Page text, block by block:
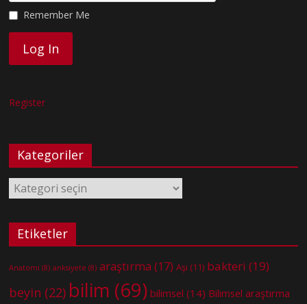
Remember Me
Register
Kategoriler
Kategoriler
Etiketler
Anatomi (8) anksiyete (8) araştırma (17) Aşı (11) bakteri (19)
beyin (22) bilim (69) bilimsel (14) Bilimsel araştırma